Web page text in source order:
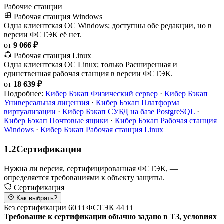
Рабочие станции
Рабочая станция Windows
Одна клиентская ОС Windows; доступны обе редакции, но в
версии ФСТЭК её нет.
от 9 066 ₽
Рабочая станция Linux
Одна клиентская ОС Linux; только Расширенная и
единственная рабочая станция в версии ФСТЭК.
от 18 639 ₽
Подробнее: Кибер Бэкап Физический сервер · Кибер Бэкап
Универсальная лицензия · Кибер Бэкап Платформа
виртуализации · Кибер Бэкап СУБД на базе PostgreSQL ·
Кибер Бэкап Почтовые ящики · Кибер Бэкап Рабочая станция
Windows · Кибер Бэкап Рабочая станция Linux
1.2Сертификация
Нужна ли версия, сертифицированная ФСТЭК, —
определяется требованиями к объекту защиты.
Сертификация
Как выбрать?
Без сертификации 60 i i ФСТЭК 44 i i
Требование к сертификации обычно задано в ТЗ, условиях